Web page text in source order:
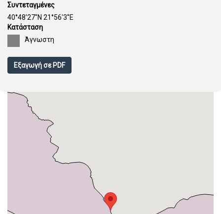
Συντεταγμένες
40°48'27''N 21°56'3''E
Κατάσταση
Άγνωστη
Εξαγωγή σε PDF